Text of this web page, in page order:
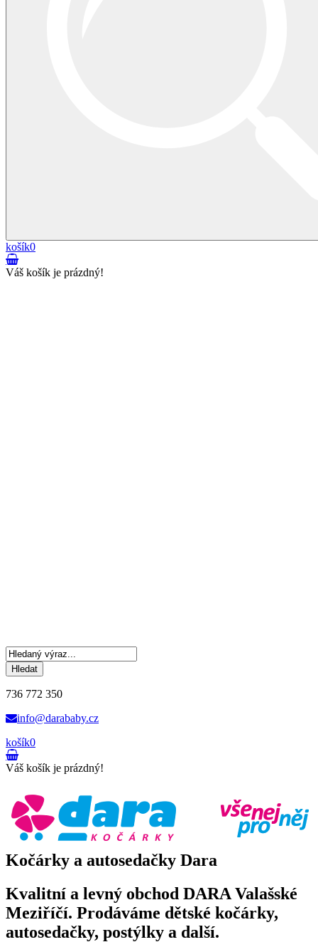
košík0
Váš košík je prázdný!
Hledat
736 772 350
info@darababy.cz
košík0
Váš košík je prázdný!
Kočárky a autosedačky Dara
Kvalitní a levný obchod DARA Valašské
Meziříčí. Prodáváme dětské kočárky,
autosedačky, postýlky a další.